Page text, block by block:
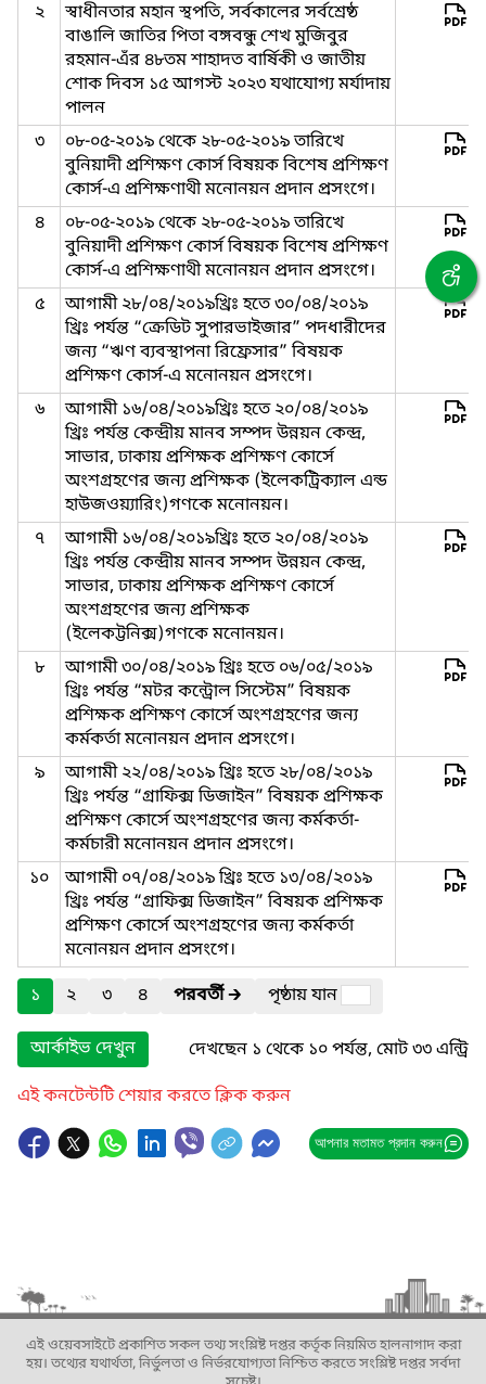
২
স্বাধীনতার মহান স্থপতি, সর্বকালের সর্বশ্রেষ্ঠ
বাঙালি জাতির পিতা বঙ্গবন্ধু শেখ মুজিবুর
রহমান-এঁর ৪৮তম শাহাদত বার্ষিকী ও জাতীয়
শোক দিবস ১৫ আগস্ট ২০২৩ যথাযোগ্য মর্যাদায়
পালন
৩
০৮-০৫-২০১৯ থেকে ২৮-০৫-২০১৯ তারিখে
বুনিয়াদী প্রশিক্ষণ কোর্স বিষয়ক বিশেষ প্রশিক্ষণ
কোর্স-এ প্রশিক্ষণাথী মনোনয়ন প্রদান প্রসংগে।
৪
০৮-০৫-২০১৯ থেকে ২৮-০৫-২০১৯ তারিখে
বুনিয়াদী প্রশিক্ষণ কোর্স বিষয়ক বিশেষ প্রশিক্ষণ
কোর্স-এ প্রশিক্ষণাথী মনোনয়ন প্রদান প্রসংগে।
৫
আগামী ২৮/০৪/২০১৯খ্রিঃ হতে ৩০/০৪/২০১৯
খ্রিঃ পর্যন্ত “ক্রেডিট সুপারভাইজার” পদধারীদের
জন্য “ঋণ ব্যবস্থাপনা রিফ্রেসার” বিষয়ক
প্রশিক্ষণ কোর্স-এ মনোনয়ন প্রসংগে।
৬
আগামী ১৬/০৪/২০১৯খ্রিঃ হতে ২০/০৪/২০১৯
খ্রিঃ পর্যন্ত কেন্দ্রীয় মানব সম্পদ উন্নয়ন কেন্দ্র,
সাভার, ঢাকায় প্রশিক্ষক প্রশিক্ষণ কোর্সে
অংশগ্রহণের জন্য প্রশিক্ষক (ইলেকট্রিক্যাল এন্ড
হাউজওয়্যারিং)গণকে মনোনয়ন।
৭
আগামী ১৬/০৪/২০১৯খ্রিঃ হতে ২০/০৪/২০১৯
খ্রিঃ পর্যন্ত কেন্দ্রীয় মানব সম্পদ উন্নয়ন কেন্দ্র,
সাভার, ঢাকায় প্রশিক্ষক প্রশিক্ষণ কোর্সে
অংশগ্রহণের জন্য প্রশিক্ষক
(ইলেকট্টনিক্স)গণকে মনোনয়ন।
৮
আগামী ৩০/০৪/২০১৯ খ্রিঃ হতে ০৬/০৫/২০১৯
খ্রিঃ পর্যন্ত “মটর কন্ট্রোল সিস্টেম” বিষয়ক
প্রশিক্ষক প্রশিক্ষণ কোর্সে অংশগ্রহণের জন্য
কর্মকর্তা মনোনয়ন প্রদান প্রসংগে।
৯
আগামী ২২/০৪/২০১৯ খ্রিঃ হতে ২৮/০৪/২০১৯
খ্রিঃ পর্যন্ত “গ্রাফিক্স ডিজাইন” বিষয়ক প্রশিক্ষক
প্রশিক্ষণ কোর্সে অংশগ্রহণের জন্য কর্মকর্তা-
কর্মচারী মনোনয়ন প্রদান প্রসংগে।
১০
আগামী ০৭/০৪/২০১৯ খ্রিঃ হতে ১৩/০৪/২০১৯
খ্রিঃ পর্যন্ত “গ্রাফিক্স ডিজাইন” বিষয়ক প্রশিক্ষক
প্রশিক্ষণ কোর্সে অংশগ্রহণের জন্য কর্মকর্তা
মনোনয়ন প্রদান প্রসংগে।
১
২ ৩ ৪ পরবর্তী🡲 পৃষ্ঠায় যান
আর্কাইভ দেখুন
দেখছেন ১ থেকে ১০ পর্যন্ত, মোট ৩৩ এন্ট্রি
এই কনটেন্টটি শেয়ার করতে ক্লিক করুন
আপনার মতামত প্রদান করুন
এই ওয়েবসাইটে প্রকাশিত সকল তথ্য সংশ্লিষ্ট দপ্তর কর্তৃক নিয়মিত হালনাগাদ করা
হয়। তথ্যের যথার্থতা, নির্ভুলতা ও নির্ভরযোগ্যতা নিশ্চিত করতে সংশ্লিষ্ট দপ্তর সর্বদা